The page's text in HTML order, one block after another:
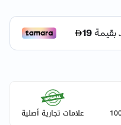
علامات تجارية أصلية